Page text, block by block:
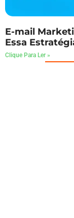
E-mail
Essa
Clique Para Ler »